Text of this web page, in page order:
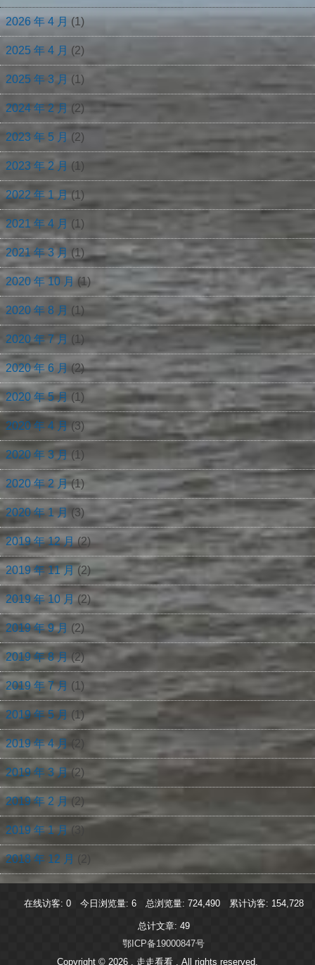
2026 年 4 月 (1)
2025 年 4 月 (2)
2025 年 3 月 (1)
2024 年 2 月 (2)
2023 年 5 月 (2)
2023 年 2 月 (1)
2022 年 1 月(1)
2021 年 4 月 (1)
2021 年 3 月 (1)
2020 年 10 月 (1)
2020 年 8 月 (1)
2020 年 7 月 (1)
2020 年 6 月 (2)
2020 年 5 月 (1)
2020 年 4 月 (3)
2020 年 3 月 (1)
2020 年 2 月(1)
2020 年 1 月 (3)
2019 年 12 月(2)
2019 年 11 月 (2)
2019 年 10 月 (2)
2019 年 9 月 (2)
2019 年 8 月 (2)
2019 年 7 月 (1)
2019 年 5 月 (1)
2019 年 4 月 (2)
2019 年 3 月 (2)
2019 年 2 月 (2)
2019 年 1 月 (3)
2018 年 12 月
在线访客:0 今日浏览量:6 总浏览量: 724,490 累计访客: 154,728
总计文章: 49
鄂ICP备19000847号
Copyright © 2026 , 走走看看
. All rights reserved.